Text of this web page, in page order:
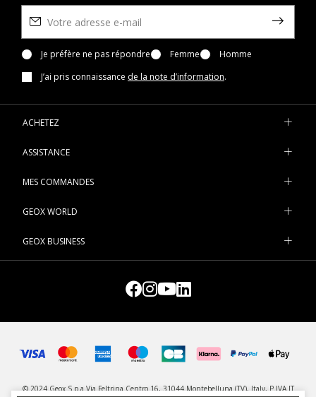
Je préfère ne pas répondre Femme
Homme
J’ai pris connaissance de la note d’information.
ACHETEZ
ASSISTANCE
MES COMMANDES
GEOX WORLD
GEOX BUSINESS
© 2024 Geox S.p.a Via Feltrina Centro 16, 31044 Montebelluna (TV), Italy, P.IVA IT